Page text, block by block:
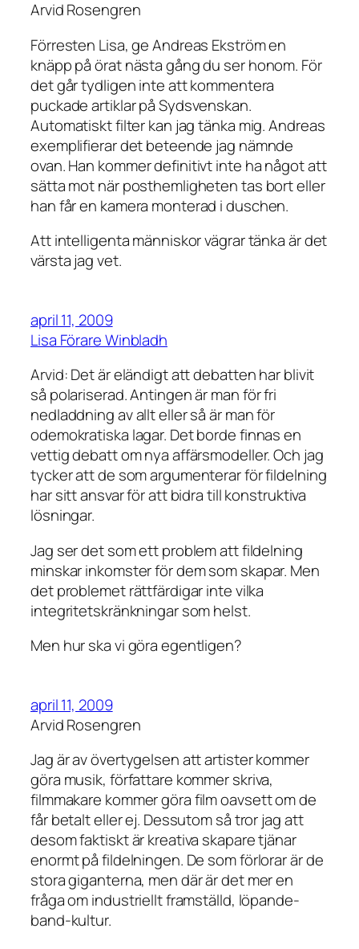
Arvid Rosengren
Förresten Lisa, ge Andreas Ekström en
knäpp på örat nästa gång du ser honom. För
det går tydligen inte att kommentera
puckade artiklar på Sydsvenskan.
Automatiskt filter kan jag tänka mig. Andreas
exemplifierar det beteende jag nämnde
ovan. Han kommer definitivt inte ha något att
sätta mot när posthemligheten tas bort eller
han får en kamera monterad i duschen.
Att intelligenta människor vägrar tänka är det
värsta jag vet.
april 11, 2009
Lisa Förare Winbladh
Arvid: Det är eländigt att debatten har blivit
så polariserad. Antingen är man för fri
nedladdning av allt eller så är man för
odemokratiska lagar. Det borde finnas en
vettig debatt om nya affärsmodeller. Och jag
tycker att de som argumenterar för fildelning
har sitt ansvar för att bidra till konstruktiva
lösningar.
Jag ser det som ett problem att fildelning
minskar inkomster för dem som skapar. Men
det problemet rättfärdigar inte vilka
integritetskränkningar som helst.
Men hur ska vi göra egentligen?
april 11, 2009
Arvid Rosengren
Jag är av övertygelsen att artister kommer
göra musik, författare kommer skriva,
filmmakare kommer göra film oavsett om de
får betalt eller ej. Dessutom så tror jag att
desom faktiskt är kreativa skapare tjänar
enormt på fildelningen. De som förlorar är de
stora giganterna, men där är det mer en
fråga om industriellt framställd, löpande-
band-kultur.